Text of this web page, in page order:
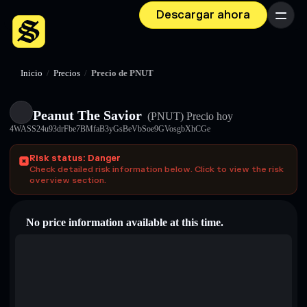
Descargar ahora Menú
Inicio / Precios / Precio de PNUT
Peanut The Savior (PNUT) Precio hoy
4WASS24u93drFbe7BMfaB3yGsBeVbSoe9GVosgbXhCGe
Risk status: Danger
Check detailed risk information below. Click to view the risk
overview section.
No price information available at this time.